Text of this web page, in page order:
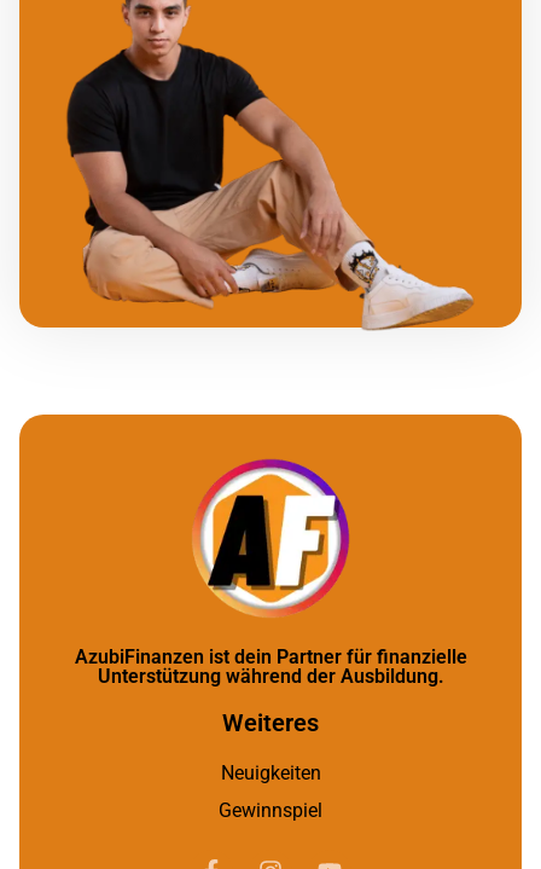
AzubiFinanzen ist dein Partner für finanzielle
Unterstützung während der Ausbildung.
Weiteres
Neuigkeiten
Gewinnspiel